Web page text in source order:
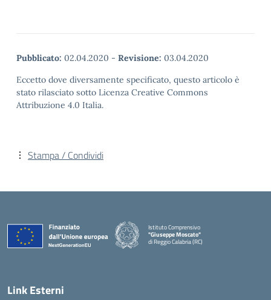
Pubblicato: 02.04.2020 - Revisione: 03.04.2020
Eccetto dove diversamente specificato, questo articolo è
stato rilasciato sotto Licenza Creative Commons
Attribuzione 4.0 Italia.
Stampa / Condividi
Istituto Comprensivo
"Giuseppe Moscato"
di Reggio Calabria (RC)
— Visita la pagina iniziale della scuola
Link Esterni